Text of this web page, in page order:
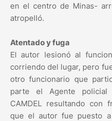
en el centro de Minas-
atropelló.
Atentado y fuga
El autor lesionó al
corriendo del lugar, pero
otro funcionario que
parte el Agente
CAMDEL resultando con
que el autor fue puesto